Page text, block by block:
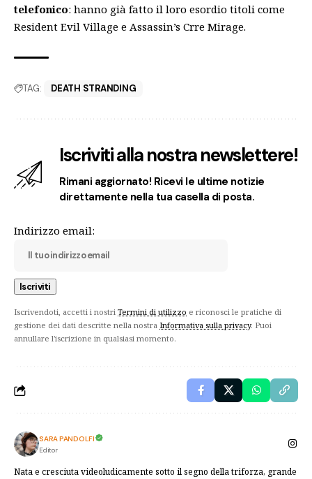
telefonico: hanno già fatto il loro esordio titoli come
Resident Evil Village e Assassin’s Crre Mirage.
TAG: DEATH STRANDING
Iscriviti alla nostra newslettere!
Rimani aggiornato! Ricevi le ultime notizie
direttamente nella tua casella di posta.
Indirizzo email:
Iscrivendoti, accetti i nostri Termini di utilizzo e riconosci le pratiche di
gestione dei dati descritte nella nostra Informativa sulla privacy. Puoi
annullare l'iscrizione in qualsiasi momento.
SARA PANDOLFI
Editor
Nata e cresciuta videoludicamente sotto il segno della triforza, grande